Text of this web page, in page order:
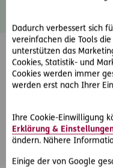
Dadurch verbessert sich
vereinfachen die Tools
unterstützen das
Cookies, Statistik- und
Cookies werden immer
werden erst nach Ihrer
Ihre Cookie-Einwilligung
Erklärung &
ändern. Nähere
Einige der von Google
Pflichtfeld